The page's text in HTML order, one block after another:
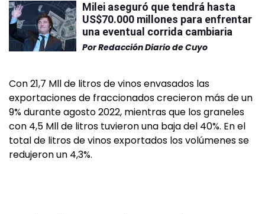
Milei aseguró que tendrá hasta
US$70.000 millones para enfrentar
una eventual corrida cambiaria
PorRedacción Diario de Cuyo
Con 21,7 Mll de litros de vinos envasados las
exportaciones de fraccionados crecieron más de un
9% durante agosto 2022, mientras que los graneles
con 4,5 Mll de litros tuvieron una baja del 40%. En el
total de litros de vinos exportados los volúmenes se
redujeron un 4,3%.